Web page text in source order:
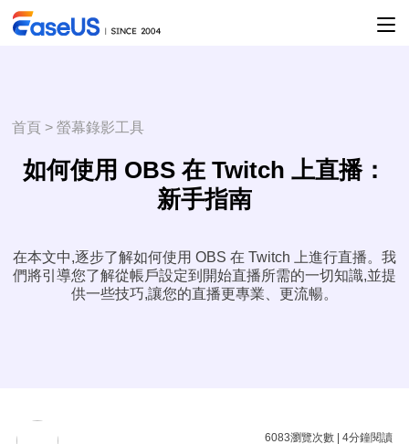
首頁 >螢幕錄影工具
如何使用 OBS 在 Twitch 上直播：
新手指南
在本文中,逐步了解如何使用 OBS 在 Twitch 上進行直播。我
們將引導您了解從帳戶設定到開始直播所需的一切知識,並提
供一些技巧,讓您的直播更專業、更流暢。
6083瀏覽次數 |4分鐘閱讀